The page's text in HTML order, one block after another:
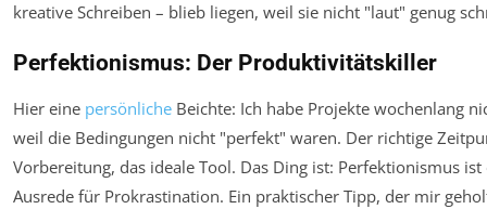
kreative Schreiben – blieb liegen, weil sie nicht "laut" genug
Perfektionismus: Der Produktivitätskiller
Hier eine persönliche Beichte: Ich habe Projekte wochenlang
weil die Bedingungen nicht "perfekt" waren. Der richtige
Vorbereitung, das ideale Tool. Das Ding ist: Perfektionismus
Ausrede für Prokrastination. Ein praktischer Tipp, der mir